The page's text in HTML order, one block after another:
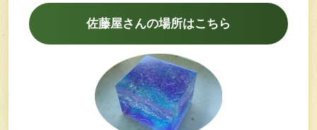
佐藤屋さんの場所はこちら